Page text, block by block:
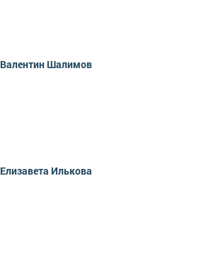
Валентин Шалимов
Елизавета Илькова